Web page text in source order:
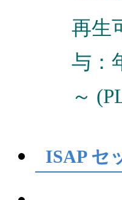
再生
与：
～
ISAP セ